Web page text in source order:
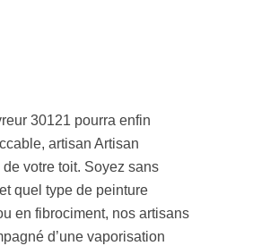
30121 pourra enfin
artisan Artisan
votre toit. Soyez sans
quel type de peinture
en fibrociment, nos artisans
d’une vaporisation